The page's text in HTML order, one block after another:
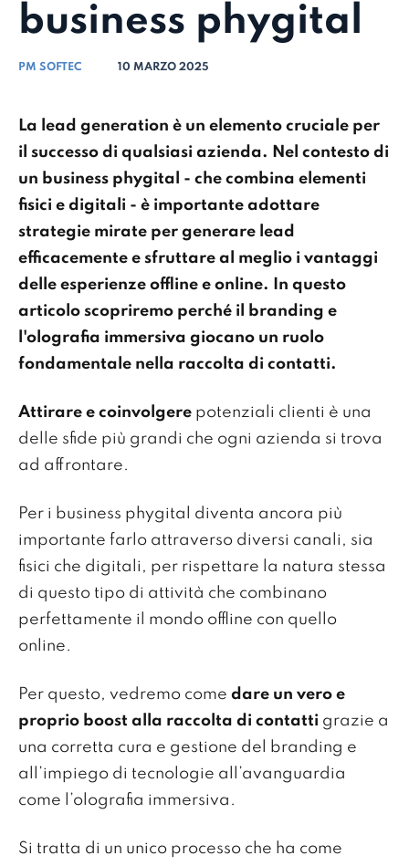
business phygital
PM SOFTEC 10 MARZO 2025
La lead generation è un elemento cruciale per
il successo di qualsiasi azienda. Nel contesto di
un business phygital - che combina elementi
fisici e digitali - è importante adottare
strategie mirate per generare lead
efficacemente e sfruttare al meglio i vantaggi
delle esperienze offline e online. In questo
articolo scopriremo perché il branding e
l'olografia immersiva giocano un ruolo
fondamentale nella raccolta di contatti.
Attirare e coinvolgere potenziali clienti è una
delle sfide più grandi che ogni azienda si trova
ad affrontare.
Per i business phygital diventa ancora più
importante farlo attraverso diversi canali, sia
fisici che digitali, per rispettare la natura stessa
di questo tipo di attività che combinano
perfettamente il mondo offline con quello
online.
Per questo, vedremo come dare un vero e
proprio boost alla raccolta di contatti grazie a
una corretta cura e gestione del branding e
all’impiego di tecnologie all’avanguardia
come l’olografia immersiva.
Si tratta di un unico processo che ha come